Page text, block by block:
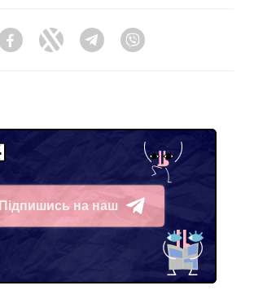
FacebookTwitter Telegram
Підпишись на наш
Telegram